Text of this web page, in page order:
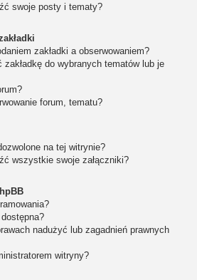
swoje posty i tematy?
zakładki a obserwowaniem?
do wybranych tematów lub je
forum, tematu?
na tej witrynie?
wszystkie swoje załączniki?
nadużyć lub zagadnień prawnych
witryny?